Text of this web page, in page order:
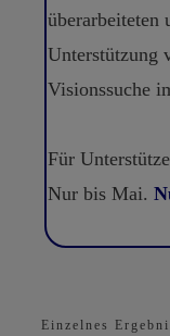
überarbeiteten
Unterstützung
Visionssuche
Für
Nur bis Mai.
Einzelnes